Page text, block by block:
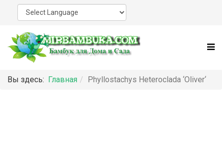
Вы здесь: Главная Phyllostachys Heteroclada ‘Oliver‘